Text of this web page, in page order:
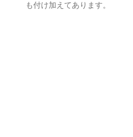
も付け加えてあります。